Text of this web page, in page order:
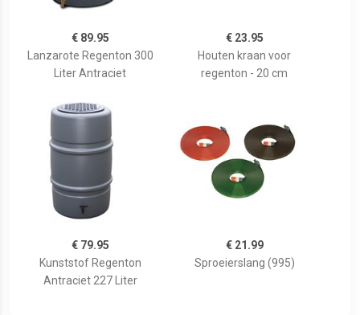
€ 89.95
Lanzarote Regenton 300
Liter Antraciet
€ 23.95
Houten kraan voor
regenton - 20 cm
€ 79.95
Kunststof Regenton
Antraciet 227 Liter
€ 21.99
Sproeierslang (995)